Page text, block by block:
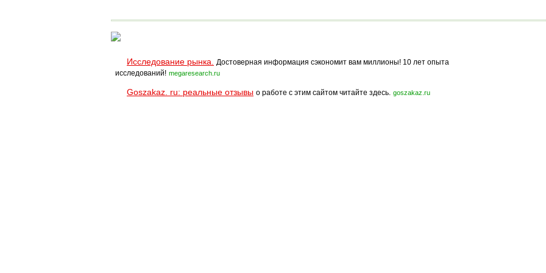
Исследование рынка.
Достоверная информация сэкономит вам миллионы! 10 лет опыта
исследований! megaresearch.ru
Goszakaz. ru: реальные отзывы о работе с этим сайтом читайте здесь. goszakaz.ru